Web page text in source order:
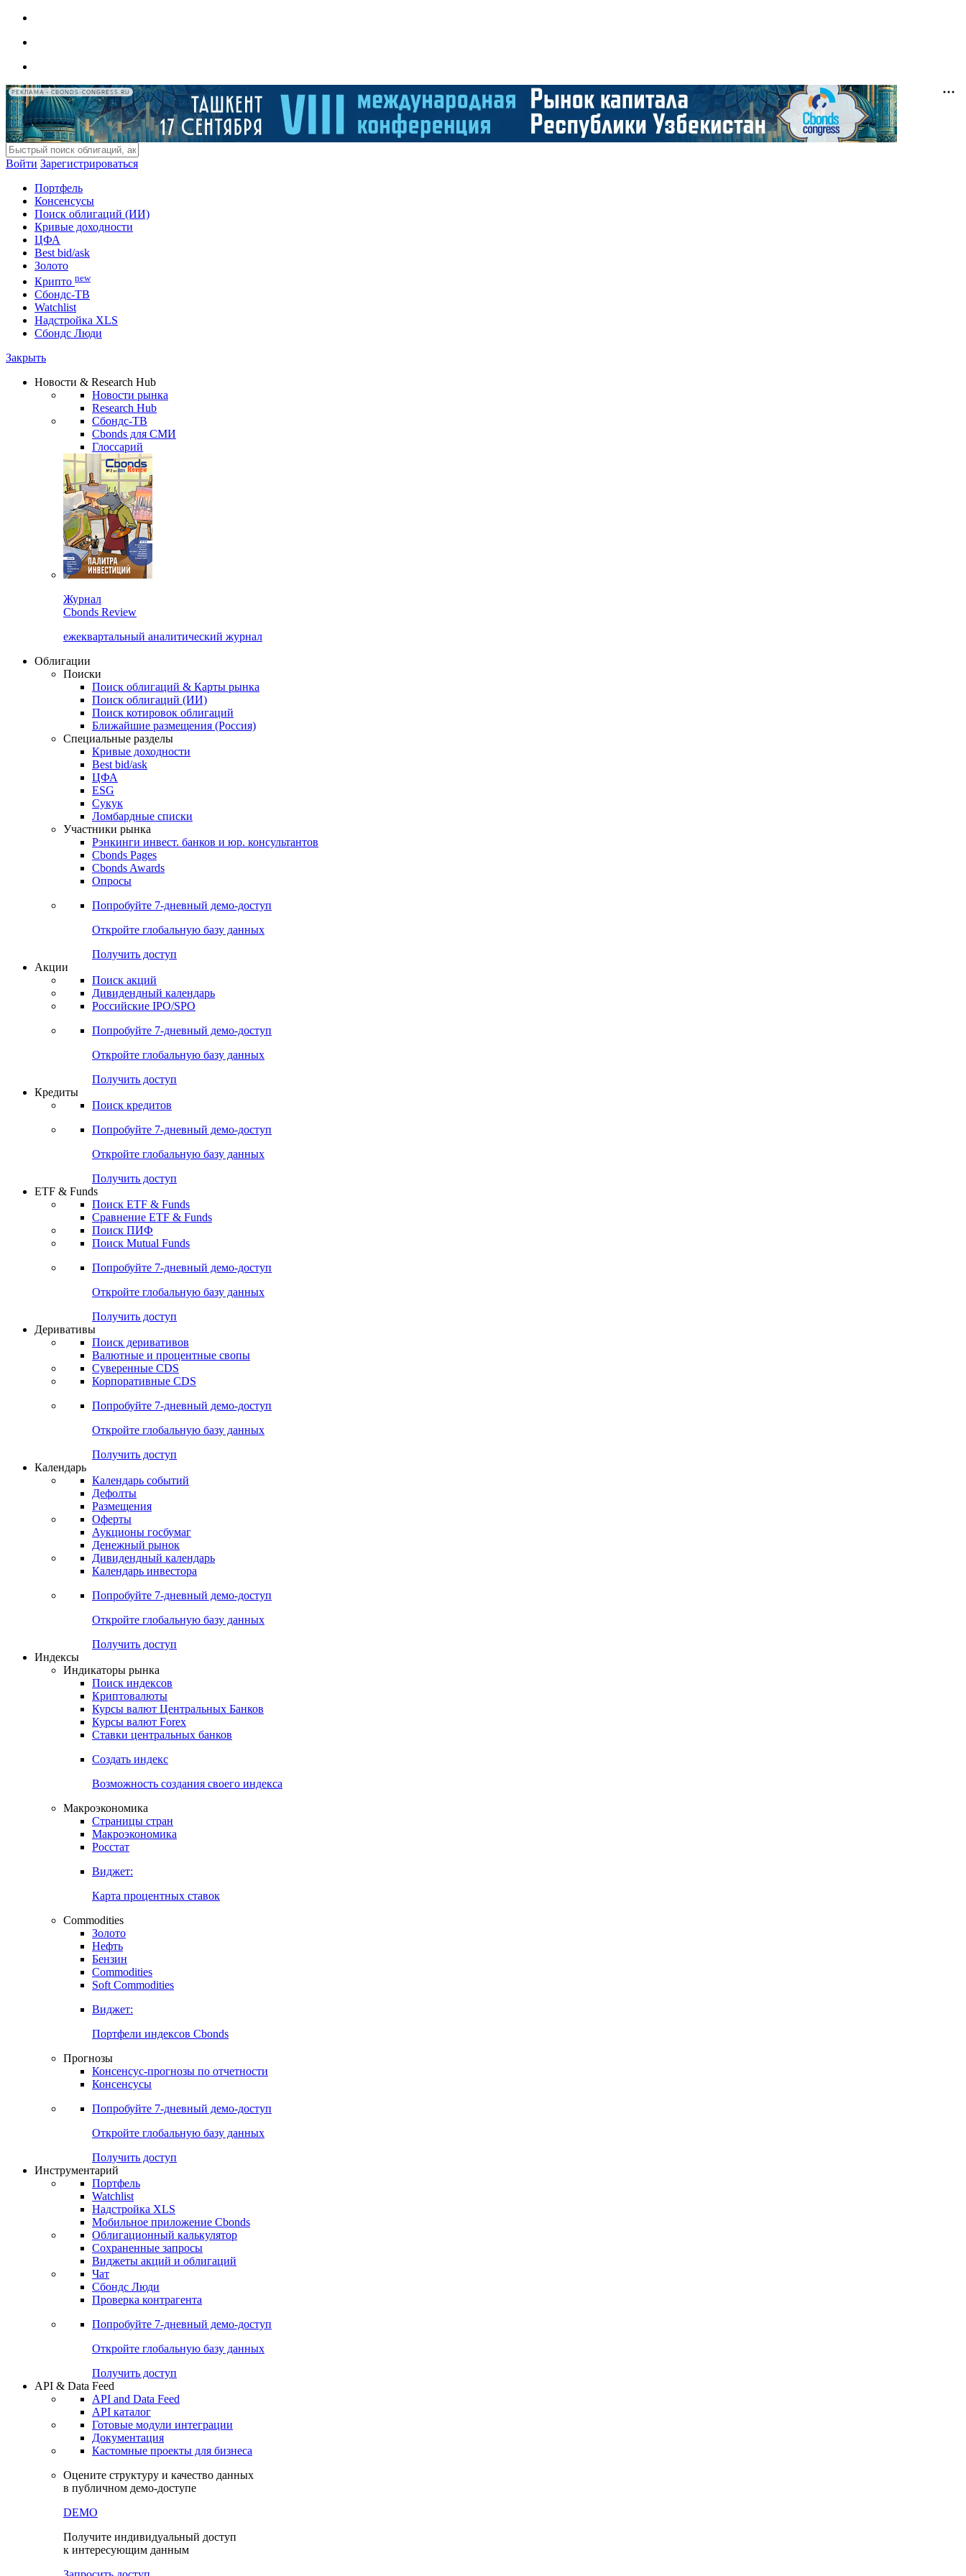
РЕКЛАМА • CBONDS-CONGRESS.RU
Войти Зарегистрироваться
Портфель
Консенсусы
Поиск облигаций (ИИ)
Кривые доходности
ЦФА
Best bid/ask
Золото
Крипто new
Сбондс-ТВ
Watchlist
Надстройка XLS
Сбондс Люди
Закрыть
Новости & Research Hub
Новости рынка
Research Hub
Сбондс-ТВ
Cbonds для СМИ
Глоссарий
Журнал
Cbonds Review
ежеквартальный аналитический журнал
Облигации
Поиски
Поиск облигаций & Карты рынка
Поиск облигаций (ИИ)
Поиск котировок облигаций
Ближайшие размещения (Россия)
Специальные разделы
Кривые доходности
Best bid/ask
ЦФА
ESG
Сукук
Ломбардные списки
Участники рынка
Рэнкинги инвест. банков и юр. консультантов
Cbonds Pages
Cbonds Awards
Опросы
Попробуйте 7-дневный демо-доступ
Откройте глобальную базу данных
Получить доступ
Акции
Поиск акций
Дивидендный календарь
Российские IPO/SPO
Попробуйте 7-дневный демо-доступ
Откройте глобальную базу данных
Получить доступ
Кредиты
Поиск кредитов
Попробуйте 7-дневный демо-доступ
Откройте глобальную базу данных
Получить доступ
ETF & Funds
Поиск ETF & Funds
Сравнение ETF & Funds
Поиск ПИФ
Поиск Mutual Funds
Попробуйте 7-дневный демо-доступ
Откройте глобальную базу данных
Получить доступ
Деривативы
Поиск деривативов
Валютные и процентные свопы
Суверенные CDS
Корпоративные CDS
Попробуйте 7-дневный демо-доступ
Откройте глобальную базу данных
Получить доступ
Календарь
Календарь событий
Дефолты
Размещения
Оферты
Аукционы госбумаг
Денежный рынок
Дивидендный календарь
Календарь инвестора
Попробуйте 7-дневный демо-доступ
Откройте глобальную базу данных
Получить доступ
Индексы
Индикаторы рынка
Поиск индексов
Криптовалюты
Курсы валют Центральных Банков
Курсы валют Forex
Ставки центральных банков
Создать индекс
Возможность создания своего индекса
Макроэкономика
Страницы стран
Макроэкономика
Росстат
Виджет:
Карта процентных ставок
Commodities
Золото
Нефть
Бензин
Commodities
Soft Commodities
Виджет:
Портфели индексов Cbonds
Прогнозы
Консенсус-прогнозы по отчетности
Консенсусы
Попробуйте 7-дневный демо-доступ
Откройте глобальную базу данных
Получить доступ
Инструментарий
Портфель
Watchlist
Надстройка XLS
Мобильное приложение Cbonds
Облигационный калькулятор
Сохраненные запросы
Виджеты акций и облигаций
Чат
Сбондс Люди
Проверка контрагента
Попробуйте 7-дневный демо-доступ
Откройте глобальную базу данных
Получить доступ
API & Data Feed
API and Data Feed
API каталог
Готовые модули интеграции
Документация
Кастомные проекты для бизнеса
Оцените структуру и качество данных
в публичном демо-доступе
DEMO
Получите индивидуальный доступ
к интересующим данным